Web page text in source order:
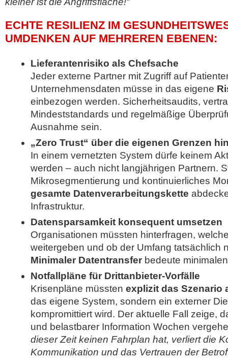
ECHTE RESILIENZ IM
UMDENKEN AUF MEHREREN EBENEN:
Lieferantenrisiko als Chefsache
Jeder externe Partner mit Zugriff auf
Unternehmensdaten müsse in das eigene
einbezogen werden. Sicherheitsaudits,
Mindeststandards und regelmäßige
Ausnahme sein.
„Zero Trust“ über die eigenen Grenzen
In einem vernetzten System dürfe keinem
werden – auch nicht langjährigen Partnern.
Mikrosegmentierung und kontinuierliches
gesamte Datenverarbeitungskette
Infrastruktur.
Datensparsamkeit konsequent umsetzen
Organisationen müssten hinterfragen,
weitergeben und ob der Umfang tatsächlich
Minimaler Datentransfer bedeute
Notfallpläne für Drittanbieter-Vorfälle
Krisenpläne müssten explizit das Szenario
das eigene System, sondern ein externer
kompromittiert wird. Der aktuelle Fall zeige,
und belastbarer Information Wochen
dieser Zeit keinen Fahrplan hat, verliert die
Kommunikation und das Vertrauen der